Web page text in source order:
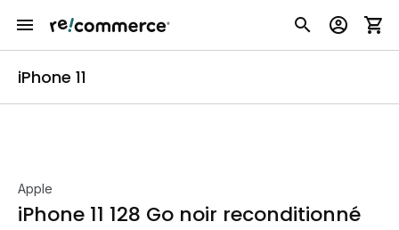
iPhone 11
Apple
iPhone 11 128 Go noir reconditionné